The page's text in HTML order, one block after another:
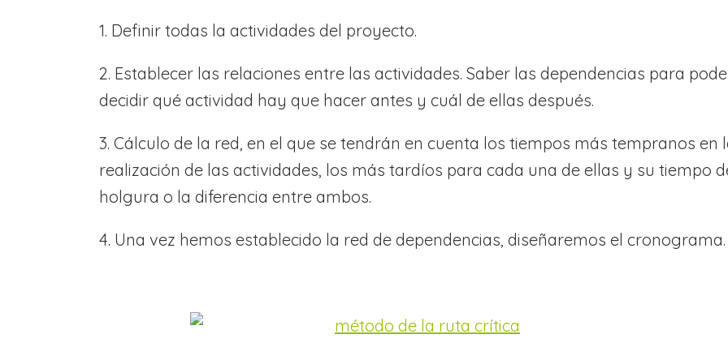
1. Definir todas la actividades del proyecto.
2. Establecer las relaciones entre las actividades. Saber las dependencias para
decidir qué actividad hay que hacer antes y cuál de ellas después.
3. Cálculo de la red, en el que se tendrán en cuenta los tiempos más tempranos en
realización de las actividades, los más tardíos para cada una de ellas y su tiempo
holgura o la diferencia entre ambos.
4. Una vez hemos establecido la red de dependencias, diseñaremos el cronograma.